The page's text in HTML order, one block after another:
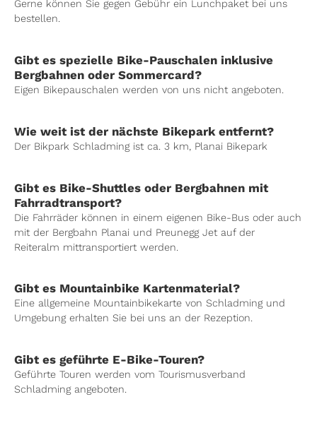
Gerne können Sie gegen Gebühr ein Lunchpaket bei uns
bestellen.
Gibt es spezielle Bike-Pauschalen inklusive
Bergbahnen oder Sommercard?
Eigen Bikepauschalen werden von uns nicht angeboten.
Wie weit ist der nächste Bikepark entfernt?
Der Bikpark Schladming ist ca. 3 km, Planai Bikepark
Gibt es Bike-Shuttles oder Bergbahnen mit
Fahrradtransport?
Die Fahrräder können in einem eigenen Bike-Bus oder auch
mit der Bergbahn Planai und Preunegg Jet auf der
Reiteralm mittransportiert werden.
Gibt es Mountainbike Kartenmaterial?
Eine allgemeine Mountainbikekarte von Schladming und
Umgebung erhalten Sie bei uns an der Rezeption.
Gibt es geführte E-Bike-Touren?
Geführte Touren werden vom Tourismusverband
Schladming angeboten.